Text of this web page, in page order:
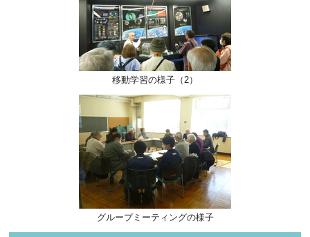
移動学習の様子（2）
グループミーティングの様子